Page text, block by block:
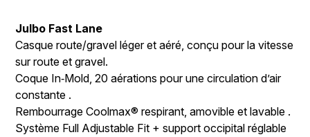
Julbo Fast Lane
Casque route/gravel léger et aéré, conçu pour la vitesse
sur route et gravel.
Coque In‑Mold, 20 aérations pour une circulation d’air
constante .
Rembourrage Coolmax® respirant, amovible et lavable .
Système Full Adjustable Fit + support occipital réglable